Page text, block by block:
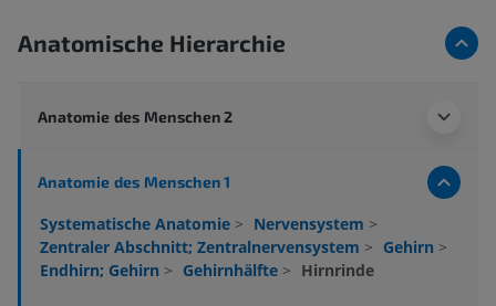
Anatomische Hierarchie
Anatomie des Menschen 2
Anatomie des Menschen 1
Systematische Anatomie > Nervensystem >
Zentraler Abschnitt; Zentralnervensystem > Gehirn >
Endhirn; Gehirn > Gehirnhälfte > Hirnrinde